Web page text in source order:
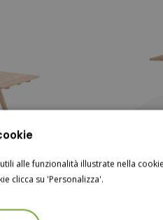
alle funzionalità illustrate nella
clicca su 'Personalizza'.